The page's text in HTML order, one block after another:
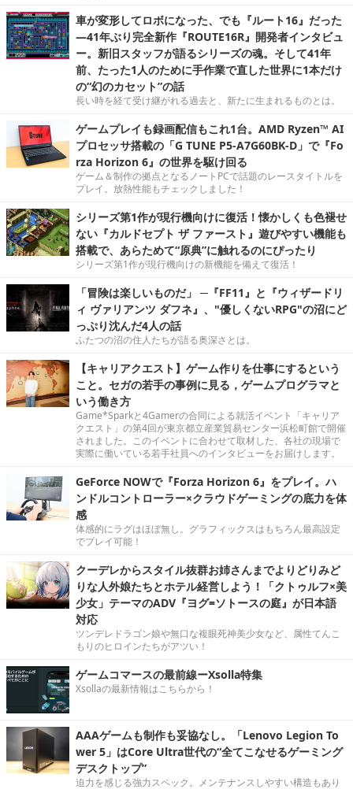
車が変形してロボになった、でも『ルート16』だった
―41年ぶり完全新作『ROUTE16R』開発者インタビュ
ー。新旧スタッフが語るシリーズの魂。そして41年
前、たった1人のために手作業で直した世界に1本だけ
の“幻のカセット”の話
長い時を経て受け継がれる過去と、新たに生まれるものとは。
ゲームプレイも録画配信もこれ1台。AMD Ryzen™ AI
プロセッサ搭載の「G TUNE P5-A7G60BK-D」で『Fo
rza Horizon 6』の世界を駆け回る
ゲーム＆制作の拠点となるノートPCで話題のレースタイトルを
プレイ。放熱性能もチェックしました！
シリーズ第1作が現行機向けに復活！懐かしくも色褪せ
ない『カルドセプト ザ ファースト』遊びやすい機能も
搭載で、あらためて“原典”に触れるのにぴったり
シリーズ第1作が現行機向けの新機能を備えて復活！
「冒険は楽しいものだ」 ─『FF11』と『ウィザードリ
ィ ヴァリアンツ ダフネ』、"優しくないRPG"の沼にど
っぷり沈んだ4人の話
ふたつの沼の住人たちが語る奥深さとは。
【キャリアクエスト】ゲーム作りを仕事にするという
こと。セガの若手の事例に見る，ゲームプログラマと
いう働き方
Game*Sparkと4Gamerの合同による就活イベント「キャリア
クエスト」の第4回が東京都立産業貿易センター浜松町館で開催
されました。このイベントに合わせて取材した、各社の現場で
実際に働いている若手社員へのインタビューをお届けします。
GeForce NOWで『Forza Horizon 6』をプレイ。ハ
ンドルコントローラー×クラウドゲーミングの底力を体
感
体感的にラグはほぼ無し。グラフィックスはもちろん最高設定
でプレイ可能！
クーデレからスタイル抜群お姉さんまでよりどりみど
りな人外娘たちとホテル経営しよう！「クトゥルフ×美
少女」テーマのADV『ヨグ=ソトースの庭』が日本語
対応
ツンデレドラゴン娘や無口な複眼死神美少女など、属性てんこ
もりのヒロインたちがアツい！
ゲームコマースの最前線ーXsolla特集
Xsollaの最新情報はこちらから！
AAAゲームも制作も妥協なし。「Lenovo Legion To
wer 5」はCore Ultra世代の“全てこなせるゲーミング
デスクトップ”
迫力を感じる強力スペック。メンテナンスしやすい構造もあり